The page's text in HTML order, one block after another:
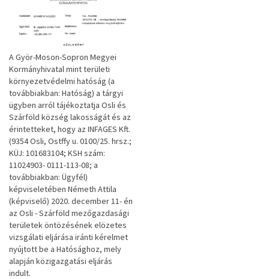
A Györ-Moson-Sopron Megyei
Kormányhivatal mint területi
környezetvédelmi hatóság (a
továbbiak­ban: Hatóság) a tárgyi
ügyben arról tájékoztatja Osli és
Szárföld község lakosságát és az
érintetteket, hogy az INFAGES Kft.
(9354 Osli, Ostffy u. 0100/25. hrsz.;
KÜJ: 101683104; KSH szám:
11024903- 0111-113-08; a
továbbiakban: Ügyfél)
képviseletében Németh Attila
(képviselő) 2020. december 11- én
az Osli - Szárföld mezőgazdasági
területek öntözésének elözetes
vizsgálati eljárása iránti kérel­met
nyújtott be a Hatósághoz, mely
alapján közigazgatási eljárás
indult.